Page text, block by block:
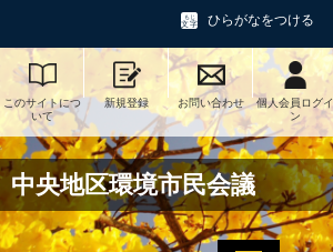
ひらがなをつける
このサイトにつ
いて
新規登録 お問い合わせ
個人会員ログイ
ン
中央地区環境市民会議